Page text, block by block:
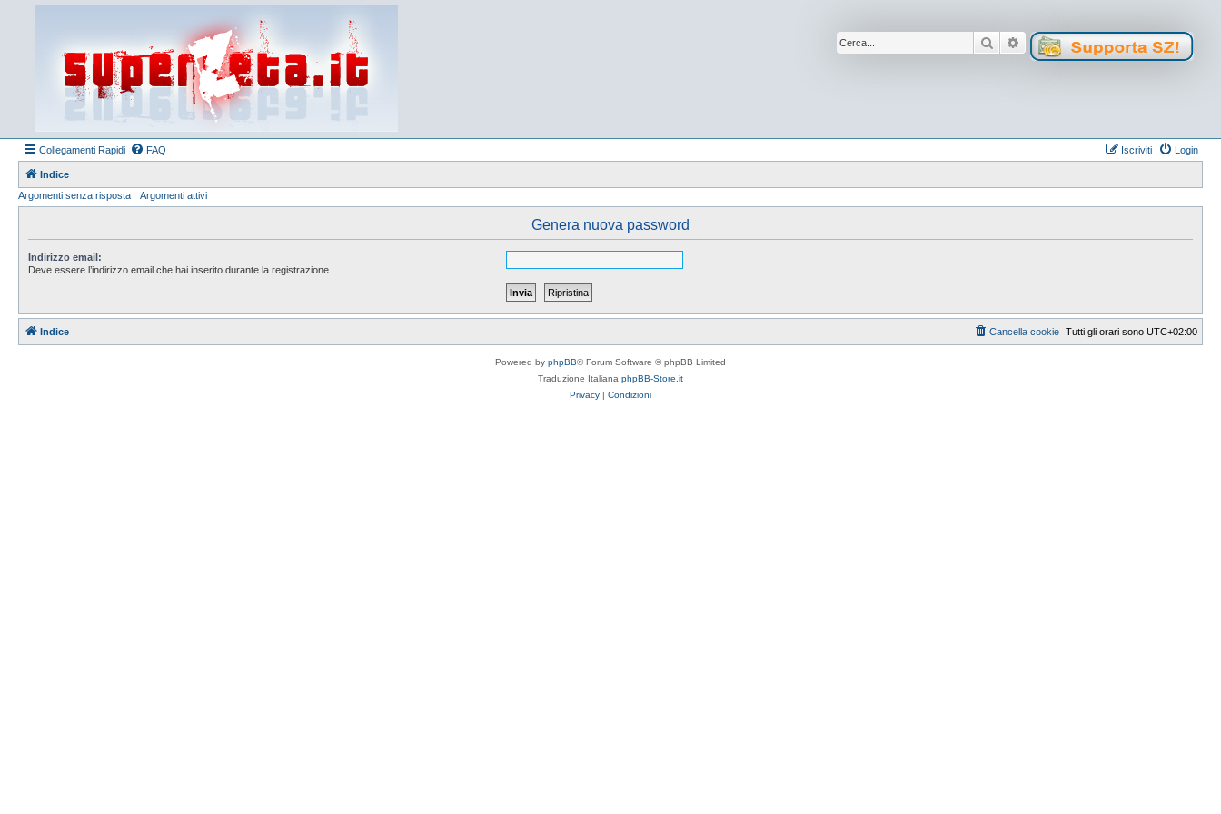
Cerca Ricerca avanzata
Collegamenti Rapidi FAQ Login
Iscriviti
Indice
Argomenti senza risposta
Argomenti attivi
Genera nuova password
Indirizzo email:
Deve essere l’indirizzo email che hai inserito durante la registrazione.
Indice Tutti gli orari sono UTC+02:00
Cancella cookie
Powered by phpBB® Forum Software © phpBB Limited
Traduzione Italiana phpBB-Store.it
Privacy | Condizioni